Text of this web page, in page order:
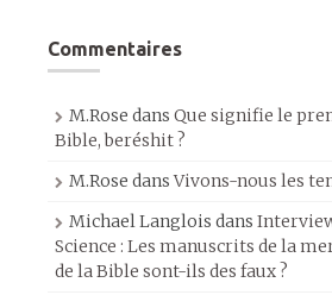
Commentaires
M.Rose dans Que signifie le
Bible, beréshit ?
M.Rose dansVivons-nous les
Michael Langlois dans
Science : Les manuscrits de la
de la Bible sont-ils des faux ?